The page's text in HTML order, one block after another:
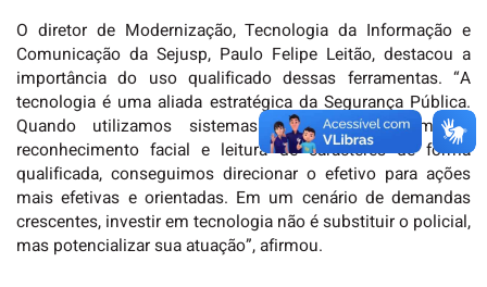
O diretor de Modernização, Tecnologia da Informação e
Comunicação da Sejusp, Paulo Felipe Leitão, destacou a
importância do uso qualificado dessas ferramentas. “A
tecnologia é uma aliada estratégica da Segurança Pública.
Quando utilizamos sistemas de videomonitoramento,
reconhecimento facial e leitura de caracteres de forma
qualificada, conseguimos direcionar o efetivo para ações
mais efetivas e orientadas. Em um cenário de demandas
crescentes, investir em tecnologia não é substituir o policial,
mas potencializar sua atuação”, afirmou.